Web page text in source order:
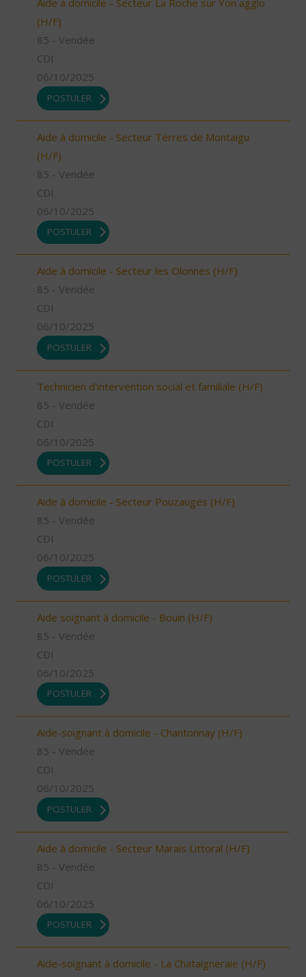
Aide à domicile - Secteur La Roche sur Yon agglo
(H/F)
85 - Vendée
CDI
06/10/2025
POSTULER
Aide à domicile - Secteur Terres de Montaigu
(H/F)
85 - Vendée
CDI
06/10/2025
POSTULER
Aide à domicile - Secteur les Olonnes (H/F)
85 - Vendée
CDI
06/10/2025
POSTULER
Technicien d'intervention social et familiale (H/F)
85 - Vendée
CDI
06/10/2025
POSTULER
Aide à domicile - Secteur Pouzauges (H/F)
85 - Vendée
CDI
06/10/2025
POSTULER
Aide soignant à domicile - Bouin (H/F)
85 - Vendée
CDI
06/10/2025
POSTULER
Aide-soignant à domicile - Chantonnay (H/F)
85 - Vendée
CDI
06/10/2025
POSTULER
Aide à domicile - Secteur Marais Littoral (H/F)
85 - Vendée
CDI
06/10/2025
POSTULER
Aide-soignant à domicile - La Chataigneraie (H/F)